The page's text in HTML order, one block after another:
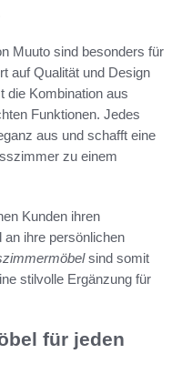
Muuto sind besonders für
auf Qualität und Design
die Kombination aus
Funktionen. Jedes
aus und schafft eine
zu einem
Kunden ihren
an ihre persönlichen
sind somit
stilvolle Ergänzung für
für jeden